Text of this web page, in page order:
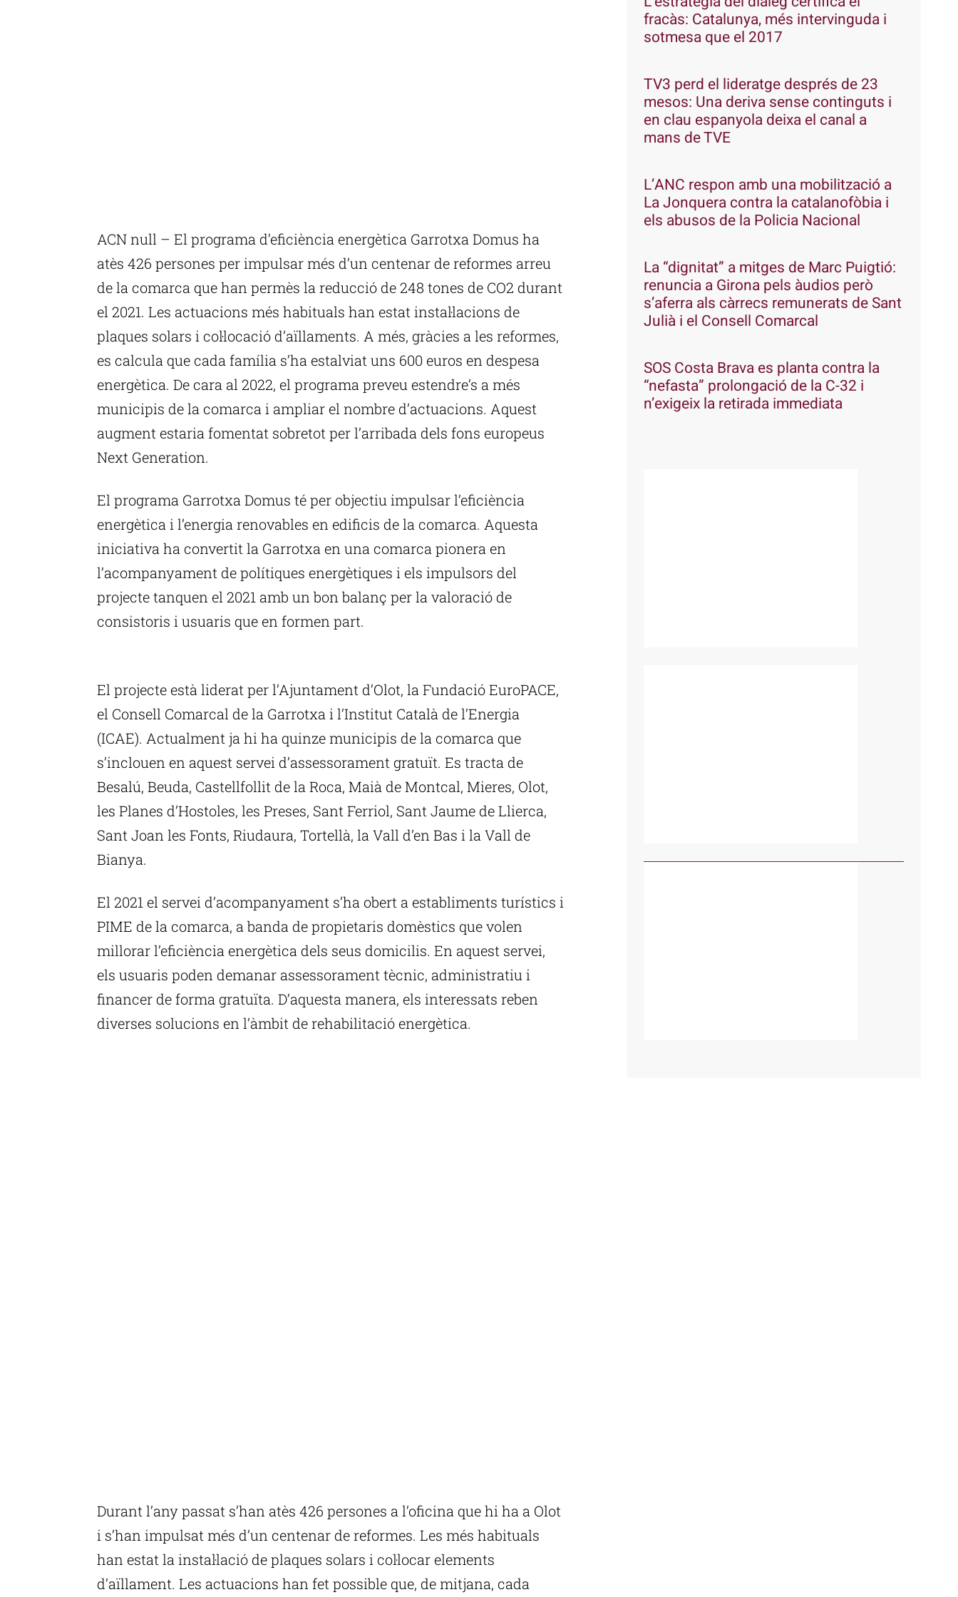
ACN null – El programa d’eficiència energètica Garrotxa Domus ha
atès 426 persones per impulsar més d’un centenar de reformes arreu
de la comarca que han permès la reducció de 248 tones de CO2 durant
el 2021. Les actuacions més habituals han estat instal·lacions de
plaques solars i col·locació d’aïllaments. A més, gràcies a les reformes,
es calcula que cada família s’ha estalviat uns 600 euros en despesa
energètica. De cara al 2022, el programa preveu estendre’s a més
municipis de la comarca i ampliar el nombre d’actuacions. Aquest
augment estaria fomentat sobretot per l’arribada dels fons europeus
Next Generation.
El programa Garrotxa Domus té per objectiu impulsar l’eficiència
energètica i l’energia renovables en edificis de la comarca. Aquesta
iniciativa ha convertit la Garrotxa en una comarca pionera en
l’acompanyament de polítiques energètiques i els impulsors del
projecte tanquen el 2021 amb un bon balanç per la valoració de
consistoris i usuaris que en formen part.
El projecte està liderat per l’Ajuntament d’Olot, la Fundació EuroPACE,
el Consell Comarcal de la Garrotxa i l’Institut Català de l’Energia
(ICAE). Actualment ja hi ha quinze municipis de la comarca que
s’inclouen en aquest servei d’assessorament gratuït. Es tracta de
Besalú, Beuda, Castellfollit de la Roca, Maià de Montcal, Mieres, Olot,
les Planes d’Hostoles, les Preses, Sant Ferriol, Sant Jaume de Llierca,
Sant Joan les Fonts, Riudaura, Tortellà, la Vall d’en Bas i la Vall de
Bianya.
El 2021 el servei d’acompanyament s’ha obert a establiments turístics i
PIME de la comarca, a banda de propietaris domèstics que volen
millorar l’eficiència energètica dels seus domicilis. En aquest servei,
els usuaris poden demanar assessorament tècnic, administratiu i
financer de forma gratuïta. D’aquesta manera, els interessats reben
diverses solucions en l’àmbit de rehabilitació energètica.
Durant l’any passat s’han atès 426 persones a l’oficina que hi ha a Olot
i s’han impulsat més d’un centenar de reformes. Les més habituals
han estat la instal·lació de plaques solars i col·locar elements
d’aïllament. Les actuacions han fet possible que, de mitjana, cada
fracàs: Catalunya, més intervinguda i
sotmesa que el 2017
TV3 perd el lideratge després de 23
mesos: Una deriva sense continguts i
en clau espanyola deixa el canal a
mans de TVE
L’ANC respon amb una mobilització a
La Jonquera contra la catalanofòbia i
els abusos de la Policia Nacional
La “dignitat” a mitges de Marc Puigtió:
renuncia a Girona pels àudios però
s’aferra als càrrecs remunerats de Sant
Julià i el Consell Comarcal
SOS Costa Brava es planta contra la
“nefasta” prolongació de la C-32 i
n’exigeix la retirada immediata